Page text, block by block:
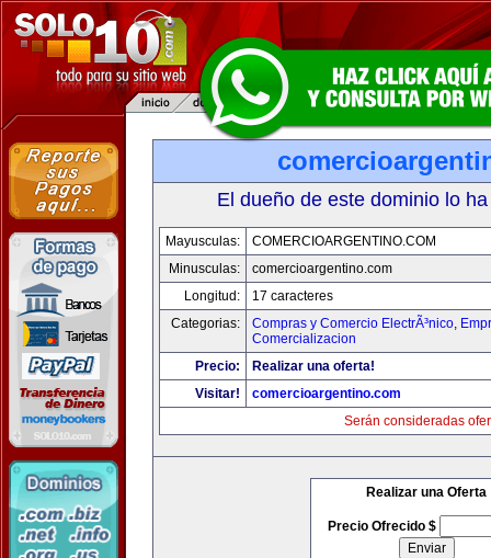
El dueño de este dominio lo
Mayusculas:
COMERCIOARGENTINO.COM
Minusculas:
comercioargentino.com
Longitud:
17 caracteres
Categorias:
Compras y Comercio ElectrÃ³nico,
Comercializacion
Precio:
Realizar una oferta!
Visitar!
comercioargentino.com
Serán consideradas
Realizar una Oferta
Precio Ofrecido $